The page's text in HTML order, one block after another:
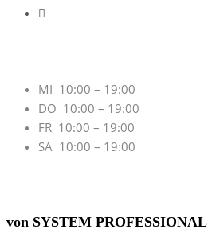
MI 10:00 – 19:00
DO 10:00 – 19:00
FR 10:00 – 19:00
SA 10:00 – 19:00
von SYSTEM PROFESSIONAL